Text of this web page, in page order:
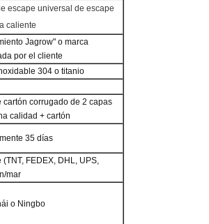
escape universal de escape
caliente
Jagrow" o marca
por el cliente
304 o titanio
cartón corrugado de 2 capas
calidad + cartón
35 días
(TNT, FEDEX, DHL, UPS,
mar
o Ningbo